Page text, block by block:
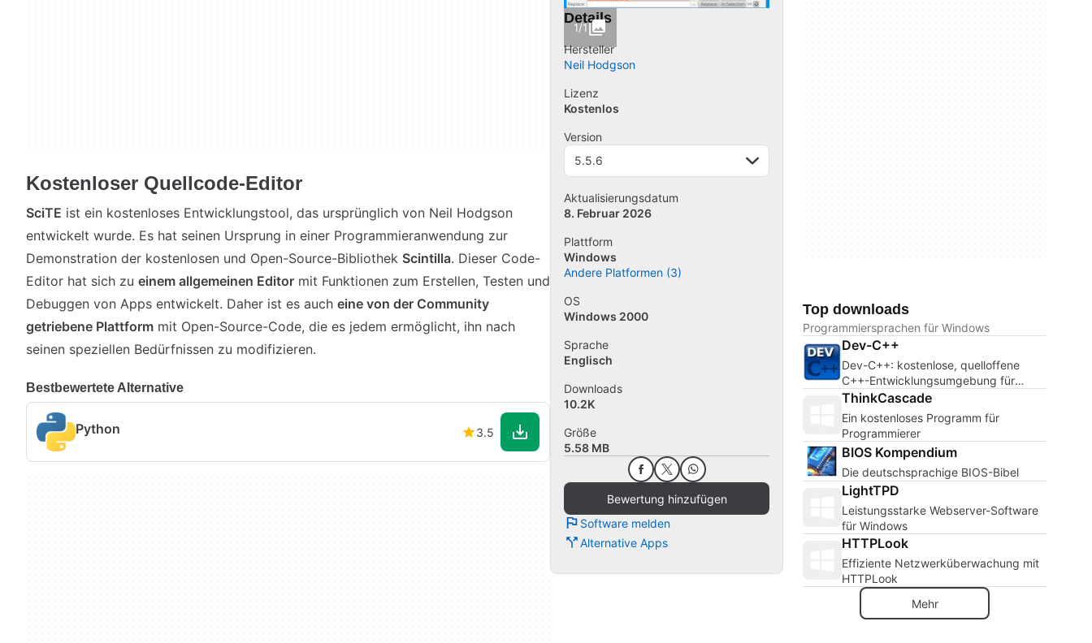
Kostenloser Quellcode-Editor
SciTE ist ein kostenloses Entwicklungstool, das ursprünglich von Neil Hodgson
entwickelt wurde. Es hat seinen Ursprung in einer Programmieranwendung zur
Demonstration der kostenlosen und Open-Source-Bibliothek Scintilla. Dieser Code-
Editor hat sich zu einem allgemeinen Editor mit Funktionen zum Erstellen, Testen und
Debuggen von Apps entwickelt. Daher ist es auch eine von der Community
getriebene Plattform mit Open-Source-Code, die es jedem ermöglicht, ihn nach
seinen speziellen Bedürfnissen zu modifizieren.
Bestbewertete Alternative
Python 3.5
1/1
Details
Hersteller
Neil Hodgson
Lizenz
Kostenlos
Version
5.5.6
Aktualisierungsdatum
8. Februar 2026
Plattform
Windows
Andere Platformen (3)
OS
Windows 2000
Sprache
Englisch
Downloads
10.2K
Größe
5.58 MB
Bewertung hinzufügen
Software melden
Alternative Apps
Top downloads
Programmiersprachen für Windows
Dev-C++
Dev-C++: kostenlose, quelloffene
C++-Entwicklungsumgebung für
Windows
ThinkCascade
Ein kostenloses Programm für
Programmierer
BIOS Kompendium
Die deutschsprachige BIOS-Bibel
LightTPD
Leistungsstarke Webserver-Software
für Windows
HTTPLook
Effiziente Netzwerküberwachung mit
HTTPLook
Mehr